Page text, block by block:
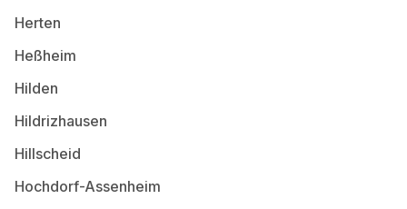
Herten
Heßheim
Hilden
Hildrizhausen
Hillscheid
Hochdorf-Assenheim